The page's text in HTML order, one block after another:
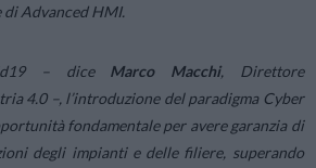
di Advanced HMI.
– dice Marco Macchi, Direttore
4.0 –, l’introduzione del paradigma Cyber
fondamentale per avere garanzia di
degli impianti e delle filiere, superando